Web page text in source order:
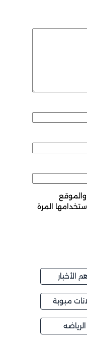
والموقع
المرة
الأخبار
مبوبة
الرياضه